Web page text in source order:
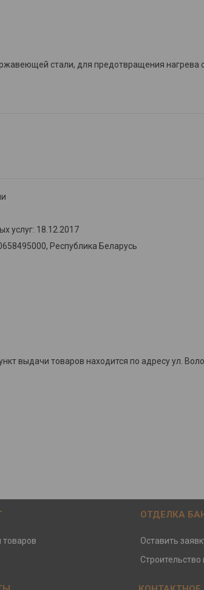
стали, для предотвращения нагрева
услуг: 18.12.2017
Республика Беларусь
выдачи товаров находится по адресу ул.
товаров
ОТДЕЛКА
Оставить
Строительство